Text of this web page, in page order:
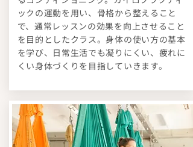
ックの運動を用い、骨格から整えること
で、通常レッスンの効果を向上させること
を目的としたクラス。身体の使い方の基本
を学び、日常生活でも凝りにくい、疲れに
くい身体づくりを目指していきます。